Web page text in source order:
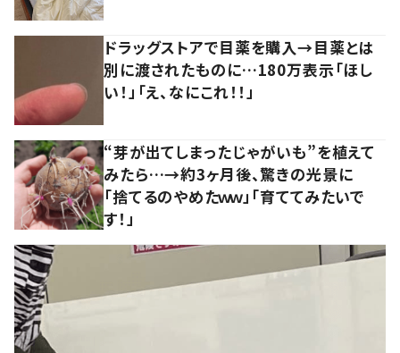
ドラッグストアで目薬を購入→目薬とは
別に渡されたものに…180万表示「ほし
い！」「え、なにこれ！！」
“芽が出てしまったじゃがいも”を植えて
みたら…→約3ヶ月後、驚きの光景に
「捨てるのやめたｗｗ」「育ててみたいで
す！」